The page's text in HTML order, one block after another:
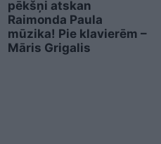
pēkšņi atskan
Raimonda Paula
mūzika! Pie klavierēm –
Māris Grigalis